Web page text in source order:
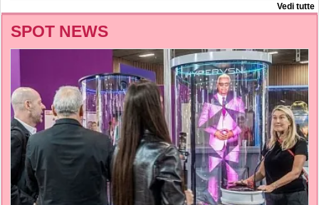
Vedi tutte
SPOT NEWS